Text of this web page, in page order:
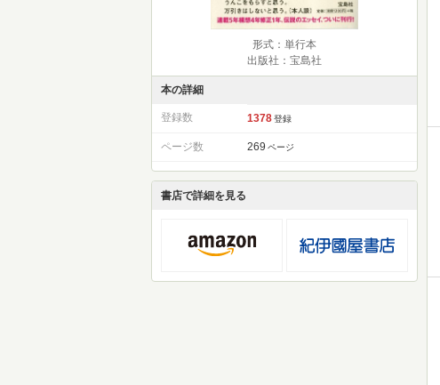
形式：単行本
出版社：宝島社
本の詳細
登録数 1378 登録
ページ数 269 ページ
書店で詳細を見る